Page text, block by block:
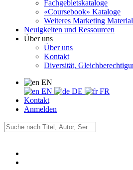
Fachgebietskataloge
«Coursebook» Kataloge
Weiteres Marketing Material
Neuigkeiten und Ressourcen
Über uns
Über uns
Kontakt
Diversität,
EN
EN
DE
FR
Kontakt
Anmelden